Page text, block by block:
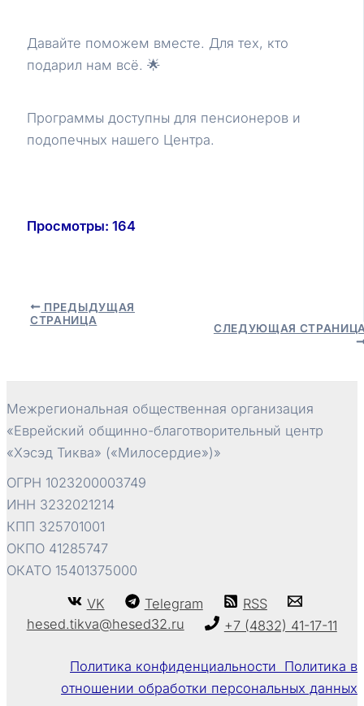
Давайте поможем вместе. Для тех, кто
подарил нам всё. 🌟
Программы доступны для пенсионеров и
подопечных нашего Центра.
Просмотры: 164
Навигация
ПРЕДЫДУЩАЯ
СТРАНИЦА
СЛЕДУЮЩАЯ
Межрегиональная общественная организация
«Еврейский общинно-благотворительный центр
«Хэсэд Тиква» («Милосердие»)»
ОГРН 1023200003749
ИНН 3232021214
КПП 325701001
ОКПО 41285747
ОКАТО 15401375000
VK Telegram
RSS
hesed.tikva@hesed32.ru
+7 (4832) 41-17-11
Политика конфиденциальности Политика в
отношении обработки персональных данных